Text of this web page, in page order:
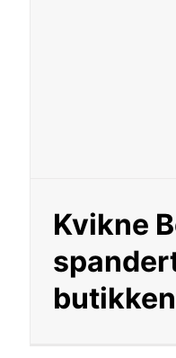
Kvikne
butikken